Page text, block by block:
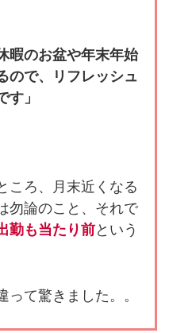
暇のお盆や年末年始
ので、リフレッシュ
」
ころ、月末近くなる
勿論のこと、それで
勤も当たり前という
て驚きました。。